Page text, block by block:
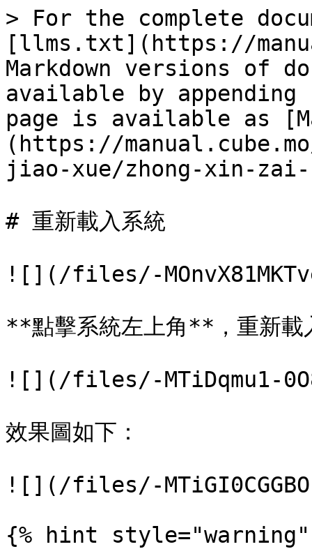
> For the complete
[llms.txt](https://
Markdown versions of
available by
page is available as
(https://
jiao-xue/zhong-xin-
# 重新載入系統
![](/files/-
**點擊系統左上角**，重新載
![](/files/-MTiDqmu1-
效果圖如下：
![](/files/-
{% hint style="warning"